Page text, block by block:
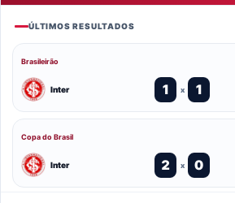
ÚLTIMOS RESULTADOS
Brasileirão
Inter 1 x 1
Copa do Brasil
Inter 2 x 0